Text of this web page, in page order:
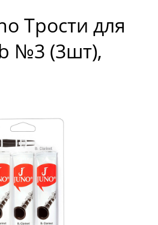
Трости для
№3 (3шт),